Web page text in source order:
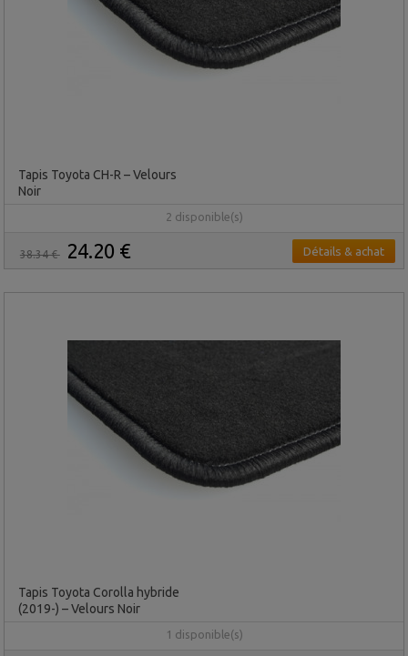
Tapis Toyota CH-R – Velours
Noir
2 disponible(s)
38.34 € 24.20 € Détails & achat
Tapis Toyota Corolla hybride
(2019-) – Velours Noir
1 disponible(s)